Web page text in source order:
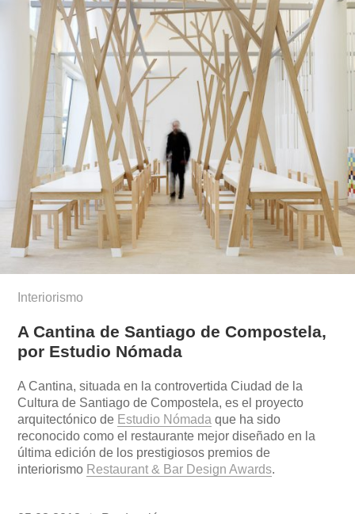
Interiorismo
A Cantina de Santiago de Compostela,
por Estudio Nómada
A Cantina, situada en la controvertida Ciudad de la
Cultura de Santiago de Compostela, es el proyecto
arquitectónico de Estudio Nómada que ha sido
reconocido como el restaurante mejor diseñado en la
última edición de los prestigiosos premios de
interiorismo Restaurant & Bar Design Awards.